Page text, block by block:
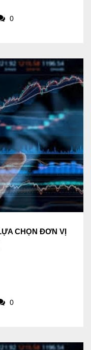
0
CHỌN ĐƠN VỊ
0